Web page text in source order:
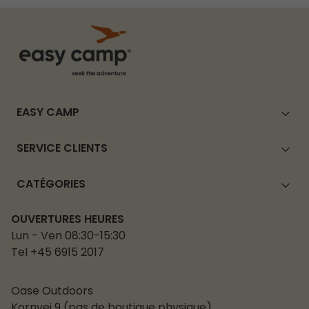
EASY CAMP
SERVICE CLIENTS
CATÉGORIES
OUVERTURES HEURES
Lun - Ven 08:30-15:30
Tel +45 6915 2017
Oase Outdoors